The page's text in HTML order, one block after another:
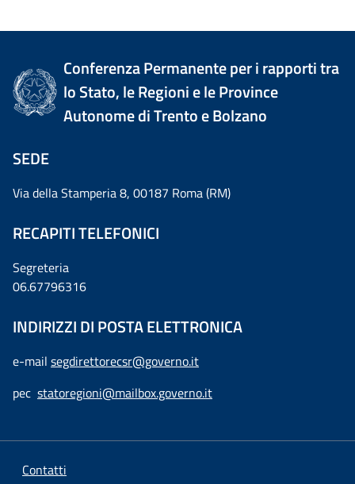
Conferenza Permanente per i rapporti tra
lo Stato, le Regioni e le Province
Autonome di Trento e Bolzano
SEDE
Via della Stamperia 8, 00187 Roma (RM)
RECAPITI TELEFONICI
Segreteria
06.67796316
INDIRIZZI DI POSTA ELETTRONICA
e-mail segdirettorecsr@governo.it
pec statoregioni@mailbox.governo.it
Contatti